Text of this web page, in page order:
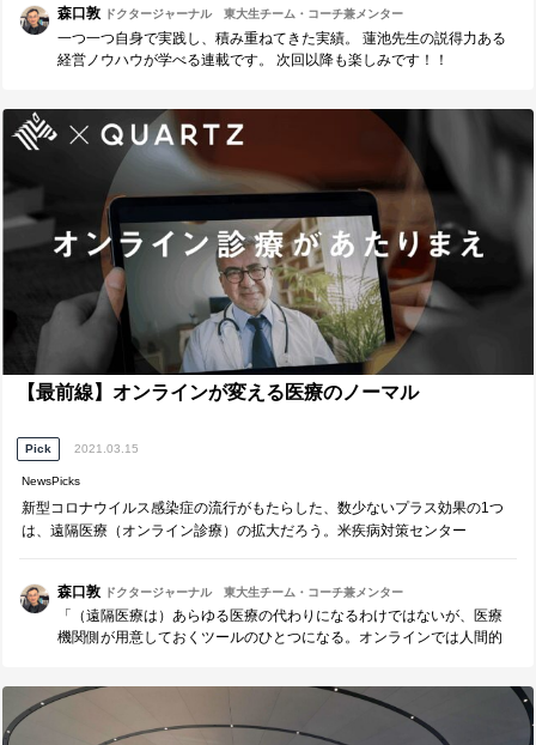
えしていきます。
森口敦 ドクタージャーナル 東大生チーム・コーチ兼メンター
一つ一つ自身で実践し、積み重ねてきた実績。 蓮池先生の説得力ある
経営ノウハウが学べる連載です。 次回以降も楽しみです！！
【最前線】オンラインが変える医療のノーマル
Pick 2021.03.15
NewsPicks
新型コロナウイルス感染症の流行がもたらした、数少ないプラス効果の1つ
は、遠隔医療（オンライン診療）の拡大だろう。米疾病対策センター
森口敦 ドクタージャーナル 東大生チーム・コーチ兼メンター
「（遠隔医療は）あらゆる医療の代わりになるわけではないが、医療
機関側が用意しておくツールのひとつになる。オンラインでは人間的